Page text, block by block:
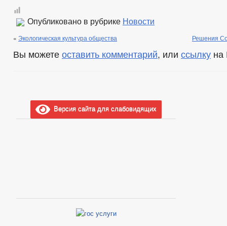
Опубликовано в рубрике Новости
« Экологическая культура общества Решения
Вы можете оставить комментарий, или ссылку на
Версия сайта для слабовидящих